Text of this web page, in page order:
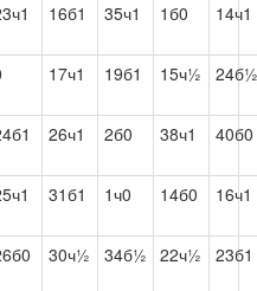
16б1 35ч1 1б0 14ч1
17ч1 19б1 15ч½ 24б½
26ч1 2б0 38ч1 40б0
31б1 1ч0 14б0 16ч1
30ч½ 34б½ 22ч½ 23б1